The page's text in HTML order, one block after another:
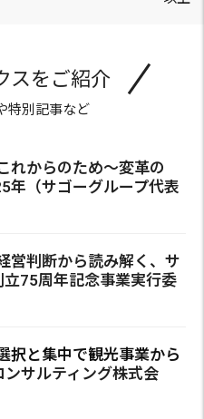
スをご紹介
特別記事など
れからのため～変革の
年（サゴーグループ代表
営判断から読み解く、サ
75周年記念事業実行委
択と集中で観光事業から
ンサルティング株式会